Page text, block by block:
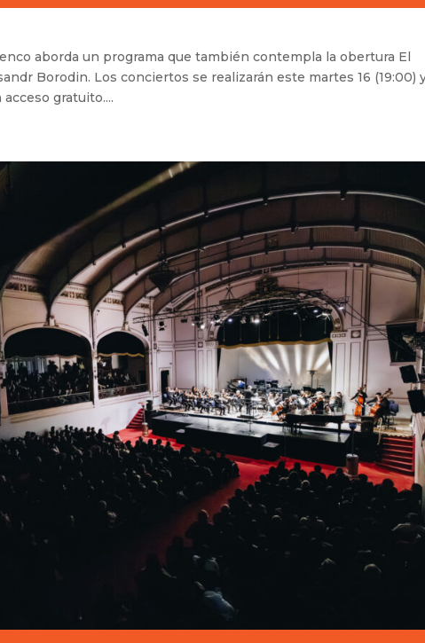
aborda un programa que también contempla la obertura El
Borodin. Los conciertos se realizarán este martes 16 (19:00)
gratuito....